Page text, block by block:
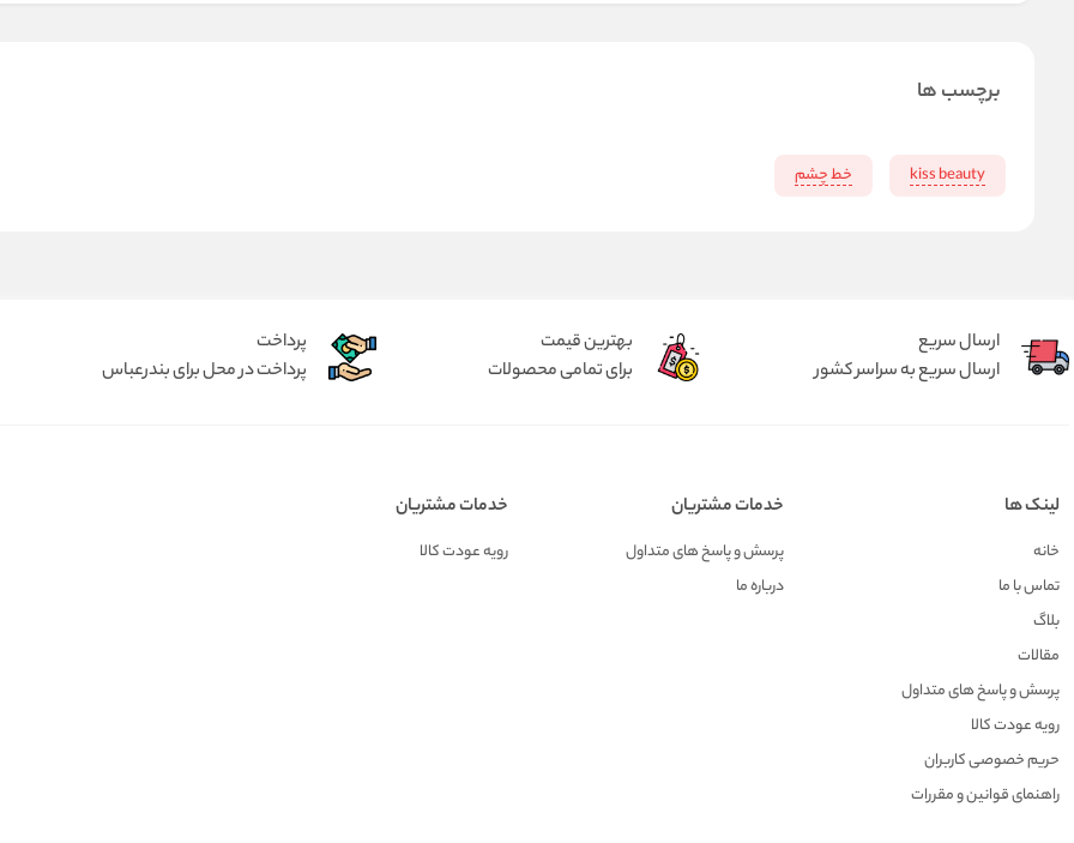
برچسب ها
kiss beauty خط چشم
ارسال سریع
ارسال سریع به سراسر کشور
بهترین قیمت
برای تمامی محصولات
پرداخت
پرداخت در محل برای بندرعباس
لینک ها
خانه
تماس با ما
بلاگ
مقالات
پرسش و پاسخ های متداول
رویه عودت کالا
حریم خصوصی کاربران
راهنمای قوانین و مقررات
خدمات مشتریان
پرسش و پاسخ های متداول
درباره ما
خدمات مشتریان
رویه عودت کالا